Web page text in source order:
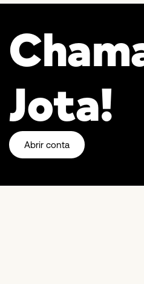
Jota!
Abrir conta